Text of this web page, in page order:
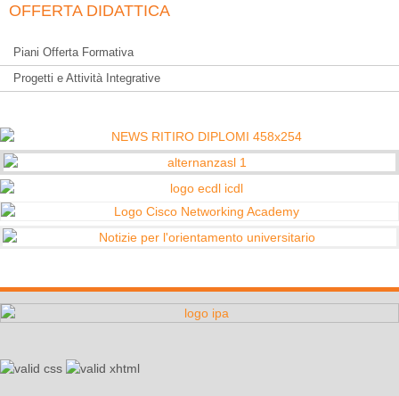
OFFERTA DIDATTICA
Piani Offerta Formativa
Progetti e Attività Integrative